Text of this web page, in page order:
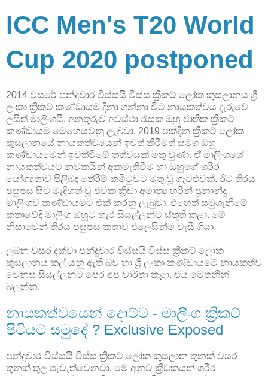
ICC Men's T20 World
Cup 2020 postponed
2014 වසරේ පන්දුවාර විස්සයි විස්ස ක්‍රිකට් ලෝක කුසලානය ශ්‍රී
ලංකා ක්‍රිකට් කණ්ඩායම දිනා ගන්නා විට නායකත්වය දැරුවේ
ලසිත් මාලිංගයි. අනතුරුව අවස්ථා රැසක ඔහු ජාතික ක්‍රිකට්
කණ්ඩායම මෙහෙයවනු ලැබුවා. 2019 එක්දින ක්‍රිකට් ලෝක
කුසලානයේ නායකත්වයෙන් ඉවත් කිරීමත් සමග ඔහු
කණ්ඩායමෙන් ඉවත්වීමේ තත්වයක් මතු වුණා. ඒ මාලිංගගේ
නායකත්වයට නවකයින් අකමැතිවීම හා ඔහුගේ ශරීර
යෝග්‍යතාව පිලිබද තේරීම් කමිටුවට මතු වූ ගැටළුවක්. ඊට තිරය
පසුපස සිට මැදිහත් වූ එවක ක්‍රීඩා අමාත්‍ය හරීන් ප්‍රනාන්දු
මාලිංගව කණ්ඩායමට එක් කරනු ලැබුවා. එහෙත් සමුගැනීමේ
කතාවේදී මාලිංග ඔහුට හැර සියල්ලන්ට ස්තූති කළා. මේ
නිසාවෙන් තිරය පසුපස කතාව එලෙසින්ම වැසී ගියා.
ලබන වසර දක්වා පන්දුවාර විස්සයි විස්ස ක්‍රිකට් ලෝක
කුසලානය කල් යනු ඇති බව හා ශ්‍රී ලංකා කණ්ඩායමේ නායකත්ව
වෙනස සියල්ලන්ට පෙර අප වාර්තා කළා. එය මෙතනින්
බලන්න.
නායකත්වයෙන් දොට්ට - මාලිංග ක්‍රිකට්
පිටියට සමුදේ ? Exclusive Exposed
පන්දුවාර විස්සයි විස්ස ක්‍රිකට් ලෝක කුසලාන තුනක් වසර
තුනක් තුල පැවැත්වෙනවා. මේ අනුව ක්‍රීඩකයන් ශරීර